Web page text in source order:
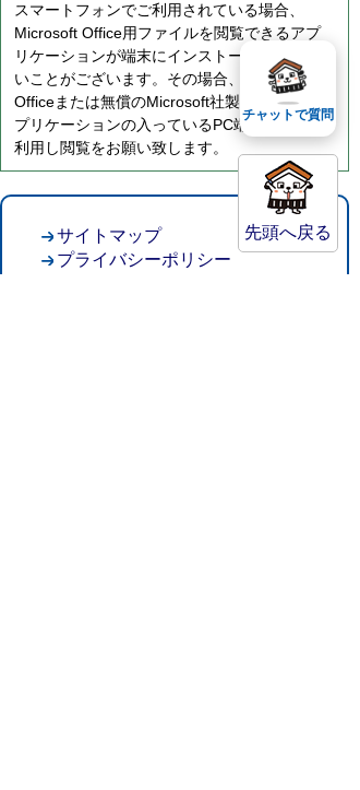
スマートフォンでご利用されている場合、
Microsoft Office用ファイルを閲覧できるアプ
リケーションが端末にインストールされていな
いことがございます。その場合、Microsoft
Officeまたは無償のMicrosoft社製ビューアーア
プリケーションの入っているPC端末などをご
利用し閲覧をお願い致します。
先頭へ戻る
サイトマップ
プライバシーポリシー
チャットで質問